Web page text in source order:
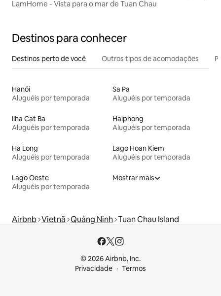
LamHome - Vista para o mar de Tuan Chau
Destinos para conhecer
Destinos perto de você Outros tipos de acomodações
Hanói
Aluguéis por temporada
Sa Pa
Aluguéis por temporada
Ilha Cat Ba
Aluguéis por temporada
Haiphong
Aluguéis por temporada
Ha Long
Aluguéis por temporada
Lago Hoan Kiem
Aluguéis por temporada
Lago Oeste
Aluguéis por temporada
Mostrar mais
Airbnb Vietnã Quảng Ninh Tuan Chau Island
© 2026 Airbnb, Inc.
Privacidade
Termos